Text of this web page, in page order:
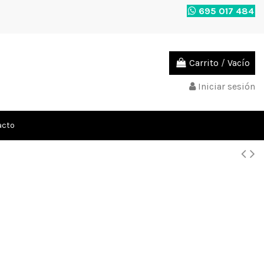
695 017 484
Carrito / Vacío
Iniciar sesión